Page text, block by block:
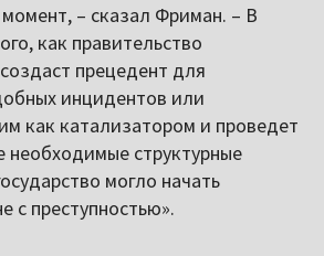
– сказал Фриман. – В
как правительство
прецедент для
инцидентов или
как катализатором и проведет
необходимые структурные
могло начать
с преступностью».